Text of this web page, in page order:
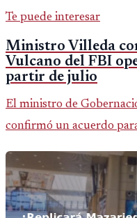
Te puede interesar
Ministro Villeda
Vulcano del FBI
partir de julio
El ministro de
confirmó un acuerdo
fallido con la
Público.